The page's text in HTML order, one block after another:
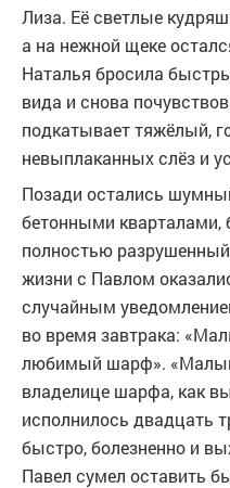
Лиза. Её светлые
а на нежной щеке
Наталья бросила
вида и снова
подкатывает тяжёлый,
невыплаканных слёз и
Позади остались
бетонными кварталами,
полностью
жизни с Павлом
случайным
во время завтрака:
любимый шарф».
владелице шарфа, как
исполнилось двадцать
быстро, болезненно и
Павел сумел оставить